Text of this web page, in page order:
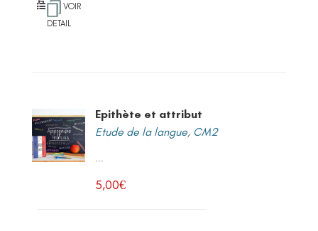
VOIR
DETAIL
Epithète et attribut
Etude de la langue, CM2
...
5,00€